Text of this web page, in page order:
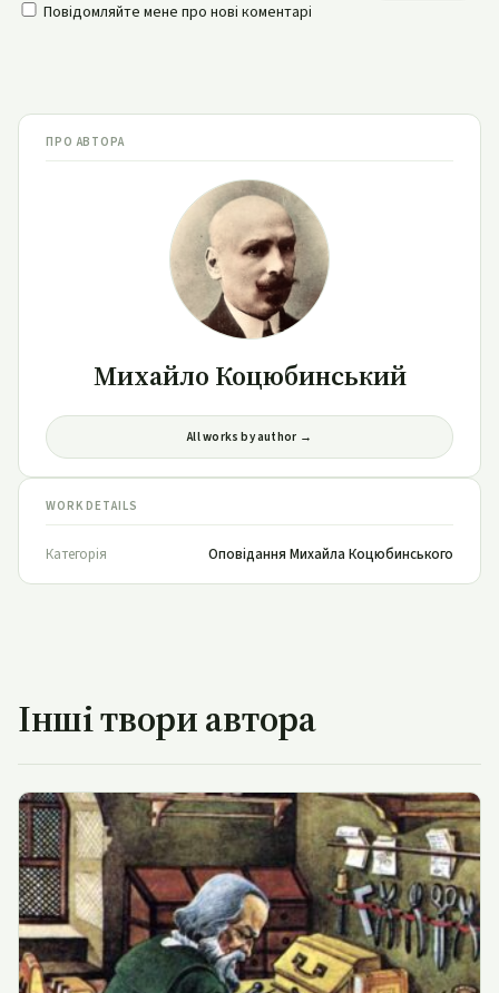
Повідомляйте мене про нові коментарі
ПРО АВТОРА
Михайло Коцюбинський
All works by author →
WORK DETAILS
Категорія Оповідання Михайла Коцюбинського
Інші твори автора